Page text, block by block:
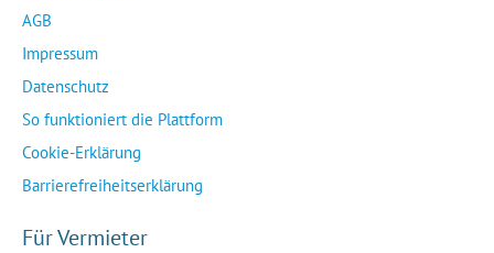
AGB
Impressum
Datenschutz
So funktioniert die Plattform
Cookie-Erklärung
Barrierefreiheitserklärung
Für Vermieter